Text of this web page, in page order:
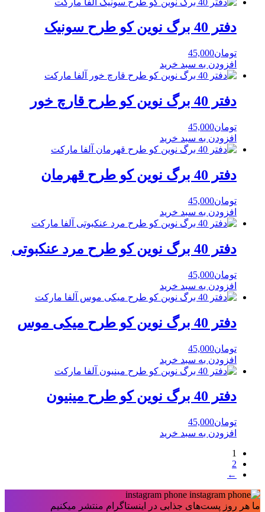
دفتر 40 برگ نوین کو طرح سونیک
تومان45,000
افزودن به سبد خرید
دفتر 40 برگ نوین کو طرح قارچ خور
تومان45,000
افزودن به سبد خرید
دفتر 40 برگ نوین کو طرح قهرمان
تومان45,000
افزودن به سبد خرید
دفتر 40 برگ نوین کو طرح مرد عنکبوتی
تومان45,000
افزودن به سبد خرید
دفتر 40 برگ نوین کو طرح میکی موس
تومان45,000
افزودن به سبد خرید
دفتر 40 برگ نوین کو طرح مینیون
تومان45,000
افزودن به سبد خرید
1
2
←
ما هر روز پست‌های جذابی در اینستاگرام منتشر میکنیم